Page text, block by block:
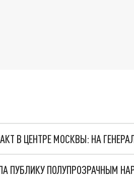
В ЦЕНТРЕ МОСКВЫ: НА